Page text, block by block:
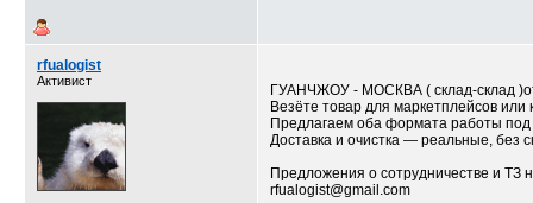
rfualogist
Активист
ГУАНЧЖОУ - МОСКВА ( склад-склад
Везёте товар для маркетплейсов
Предлагаем оба формата работы
Доставка и очистка — реальные, без
Предложения о сотрудничестве и ТЗ
rfualogist@gmail.com